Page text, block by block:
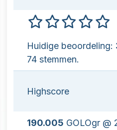
Huidige beoordeling:
74 stemmen.
Highscore
190.005 GOLOgr